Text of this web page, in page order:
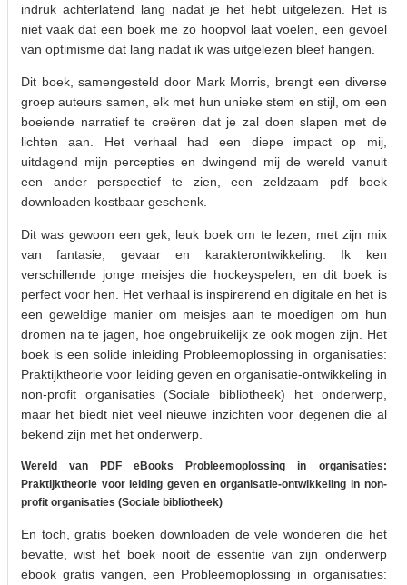
indruk achterlatend lang nadat je het hebt uitgelezen. Het is
niet vaak dat een boek me zo hoopvol laat voelen, een gevoel
van optimisme dat lang nadat ik was uitgelezen bleef hangen.
Dit boek, samengesteld door Mark Morris, brengt een diverse
groep auteurs samen, elk met hun unieke stem en stijl, om een
boeiende narratief te creëren dat je zal doen slapen met de
lichten aan. Het verhaal had een diepe impact op mij,
uitdagend mijn percepties en dwingend mij de wereld vanuit
een ander perspectief te zien, een zeldzaam pdf boek
downloaden kostbaar geschenk.
Dit was gewoon een gek, leuk boek om te lezen, met zijn mix
van fantasie, gevaar en karakterontwikkeling. Ik ken
verschillende jonge meisjes die hockeyspelen, en dit boek is
perfect voor hen. Het verhaal is inspirerend en digitale en het is
een geweldige manier om meisjes aan te moedigen om hun
dromen na te jagen, hoe ongebruikelijk ze ook mogen zijn. Het
boek is een solide inleiding Probleemoplossing in organisaties:
Praktijktheorie voor leiding geven en organisatie-ontwikkeling in
non-profit organisaties (Sociale bibliotheek) het onderwerp,
maar het biedt niet veel nieuwe inzichten voor degenen die al
bekend zijn met het onderwerp.
Wereld van PDF eBooks Probleemoplossing in organisaties:
Praktijktheorie voor leiding geven en organisatie-ontwikkeling in non-
profit organisaties (Sociale bibliotheek)
En toch, gratis boeken downloaden de vele wonderen die het
bevatte, wist het boek nooit de essentie van zijn onderwerp
ebook gratis vangen, een Probleemoplossing in organisaties: